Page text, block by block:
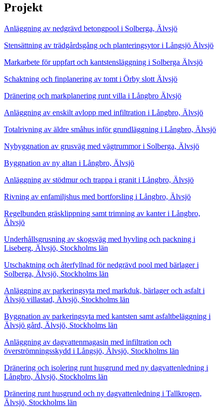
Projekt
Anläggning av nedgrävd betongpool i Solberga, Älvsjö
Stensättning av trädgårdsgång och planteringsytor i Långsjö Älvsjö
Markarbete för uppfart och kantstensläggning i Solberga Älvsjö
Schaktning och finplanering av tomt i Örby slott Älvsjö
Dränering och markplanering runt villa i Långbro Älvsjö
Anläggning av enskilt avlopp med infiltration i Långbro, Älvsjö
Totalrivning av äldre småhus inför grundläggning i Långbro, Älvsjö
Nybyggnation av grusväg med vägtrummor i Solberga, Älvsjö
Byggnation av ny altan i Långbro, Älvsjö
Anläggning av stödmur och trappa i granit i Långbro, Älvsjö
Rivning av enfamiljshus med bortforsling i Långbro, Älvsjö
Regelbunden gräsklippning samt trimning av kanter i Långbro,
Älvsjö
Underhållsgrusning av skogsväg med hyvling och packning i
Liseberg, Älvsjö, Stockholms län
Utschaktning och återfyllnad för nedgrävd pool med bärlager i
Solberga, Älvsjö, Stockholms län
Anläggning av parkeringsyta med markduk, bärlager och asfalt i
Älvsjö villastad, Älvsjö, Stockholms län
Byggnation av parkeringsyta med kantsten samt asfaltbeläggning i
Älvsjö gård, Älvsjö, Stockholms län
Anläggning av dagvattenmagasin med infiltration och
överströmningsskydd i Långsjö, Älvsjö, Stockholms län
Dränering och isolering runt husgrund med ny dagvattenledning i
Långbro, Älvsjö, Stockholms län
Dränering runt husgrund och ny dagvattenledning i Tallkrogen,
Älvsjö, Stockholms län